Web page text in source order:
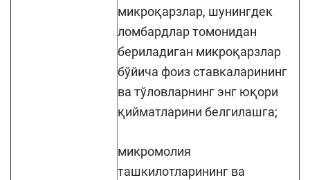
микроқарзлар, шунингдек
ломбардлар томонидан
бериладиган микроқарзлар
бўйича фоиз ставкаларининг
ва тўловларнинг энг юқори
қийматларини белгилашга;
микромолия
ташкилотларининг ва